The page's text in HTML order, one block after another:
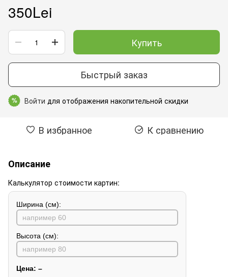
350Lei
Купить
Быстрый заказ
% Войти для отображения накопительной скидки
В избранное К сравнению
Описание
Калькулятор стоимости картин:
Ширина (см):
Высота (см):
Цена: –